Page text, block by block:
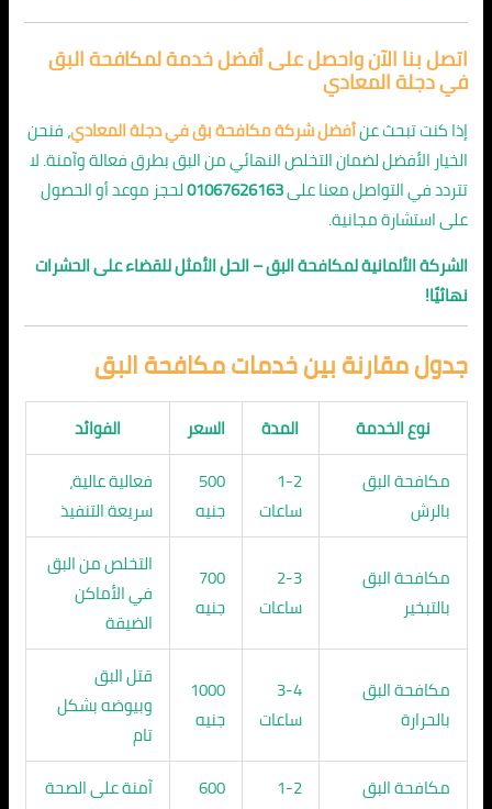
اتصل بنا الآن واحصل على أفضل خدمة لمكافحة البق
في دجلة المعادي
إذا كنت تبحث عنأفضل شركة مكافحة بق في دجلة المعادي، فنحن
الخيار الأفضل لضمان التخلص النهائي من البق بطرق فعالة وآمنة. لا
تتردد في التواصل معنا على01067626163لحجز موعد أو الحصول
على استشارة مجانية.
الشركة الألمانية لمكافحة البق – الحل الأمثل للقضاء على الحشرات
نهائيًا!
جدول مقارنة بين خدمات مكافحة البق
نوع الخدمة المدة السعر
الفوائد
مكافحة البق
بالرش
1-2
ساعات
500
جنيه
فعالية عالية،
سريعة التنفيذ
مكافحة البق
بالتبخير
2-3
ساعات
700
جنيه
التخلص من البق
في الأماكن
الضيقة
مكافحة البق
بالحرارة
3-4
ساعات
1000
جنيه
قتل البق
وبيوضه بشكل
تام
مكافحة البق
1-2
600
آمنة على الصحة